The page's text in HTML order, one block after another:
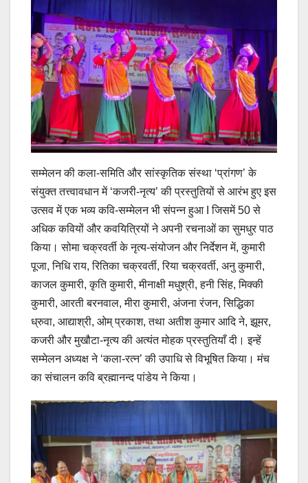
सम्मेलन की कला-समिति और सांस्कृतिक संस्था ‘प्रांगण’ के
संयुक्त तत्त्वावधान में ‘कजरी-नृत्य’ की प्रस्तुतियों से आरंभ हुए इस
उत्सव में एक भव्य कवि-सम्मेलन भी संपन्न हुआ I जिसमें 50 से
अधिक कवियों और कवयित्रियों ने अपनी रचनाओं का सुमधुर पाठ
किया। सोमा चक्रवर्ती के नृत्य-संयोजन और निर्देशन में, कुमारी
पूजा, निधि राय, रितिका चक्रवर्ती, रिया चक्रवर्ती, अनु कुमारी,
काजल कुमारी, कृति कुमारी, मीनाक्षी मधुश्री, हनी सिंह, मिक्की
कुमारी, आरती बरनवाल, मीरा कुमारी, अंजना रंजन, सिद्धिका
ध्रुवा, आद्याश्री, ओम् प्रकाश, तथा अतीश कुमार आदि ने, झूमर,
कजरी और मुखौटा-नृत्य की अत्यंत मोहक प्रस्तुतियाँ दी। इन्हें
सम्मेलन अध्यक्ष ने ‘कला-रत्न’ की उपाधि से विभूषित किया। मंच
का संचालन कवि ब्रह्मानन्द पांडेय ने किया।